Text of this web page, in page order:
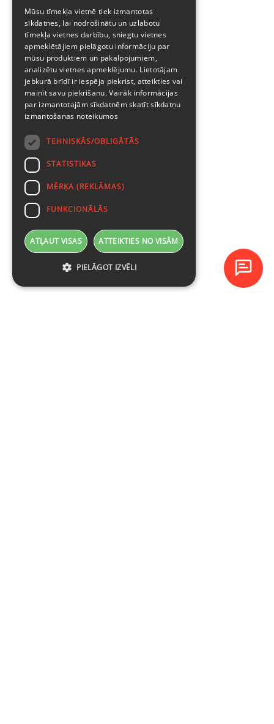
Mūsu tīmekļa vietnē tiek izmantotas
sīkdatnes, lai nodrošinātu un uzlabotu
tīmekļa vietnes darbību, sniegtu vietnes
apmeklētājiem pielāgotu informāciju par
mūsu produktiem un pakalpojumiem,
analizētu vietnes apmeklējumu. Lietotājam
jebkurā brīdī ir iespēja piekrist, atteikties vai
mainīt savu piekrišanu. Vairāk informācijas
par izmantotajām sīkdatnēm skatītsīkdatņu
izmantošanas noteikumos
TEHNISKĀS/OBLIGĀTĀS
STATISTIKAS
MĒRĶA (REKLĀMAS)
FUNKCIONĀLĀS
ATĻAUT VISAS ATTEIKTIES NO VISĀM
PIELĀGOT IZVĒLI